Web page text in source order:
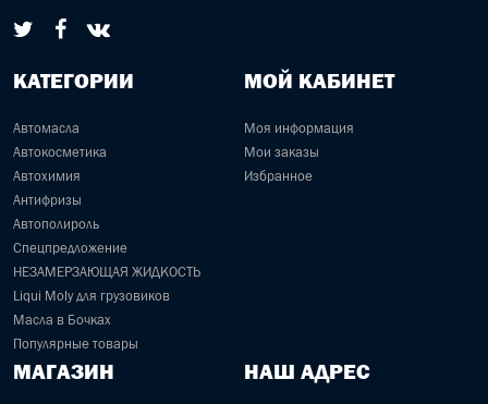
КАТЕГОРИИ
Автомасла
Автокосметика
Автохимия
Антифризы
Автополироль
Спецпредложение
НЕЗАМЕРЗАЮЩАЯ ЖИДКОСТЬ
Liqui Moly для грузовиков
Масла в Бочках
Популярные товары
МОЙ КАБИНЕТ
Моя информация
Мои заказы
Избранное
МАГАЗИН НАШ АДРЕС